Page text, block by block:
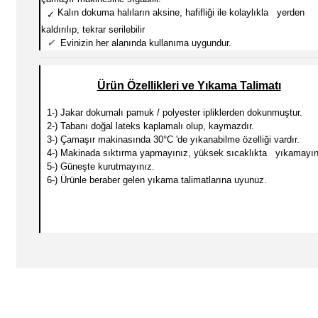
✓ Kalın dokuma halıların aksine, hafifliği ile kolaylıkla yerden
kaldırılıp, tekrar serilebilir
✓Evinizin her alanında kullanıma uygundur.
Ürün Özellikleri ve Yıkama Talimatı
1-) Jakar dokumalı pamuk / polyester ipliklerden dokunmuştur.
2-) Tabanı doğal lateks kaplamalı olup, kaymazdır.
3-) Çamaşır makinasında 30°C 'de yıkanabilme özelliği vardır.
4-) Makinada sıktırma yapmayınız, yüksek sıcaklıkta
5-) Güneşte kurutmayınız.
6-) Ürünle beraber gelen yıkama talimatlarına uyunuz.